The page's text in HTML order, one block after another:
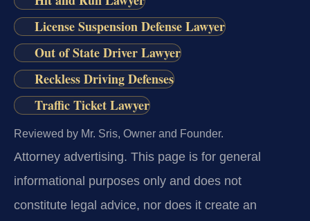
License Suspension Defense Lawyer
Out of State Driver Lawyer
Reckless Driving Defenses
Traffic Ticket Lawyer
Reviewed by Mr. Sris, Owner and Founder.
Attorney advertising. This page is for general
informational purposes only and does not
constitute legal advice, nor does it create an